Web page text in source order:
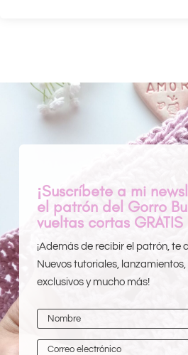
¡Suscríbete a mi
el patrón del Gorro
vueltas cortas
¡Además de recibir el patrón, te
Nuevos tutoriales, lanzamientos,
exclusivos y mucho más!